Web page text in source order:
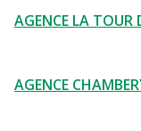
AGENCE LA TOUR
AGENCE